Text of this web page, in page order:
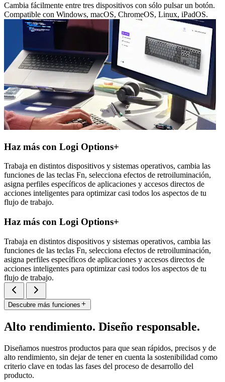
Cambia fácilmente entre tres dispositivos con sólo pulsar un botón.
Compatible con Windows, macOS, ChromeOS, Linux, iPadOS.
Haz más con Logi Options+
Trabaja en distintos dispositivos y sistemas operativos, cambia las
funciones de las teclas Fn, selecciona efectos de retroiluminación,
asigna perfiles específicos de aplicaciones y accesos directos de
acciones inteligentes para optimizar casi todos los aspectos de tu
flujo de trabajo.
Haz más con Logi Options+
Trabaja en distintos dispositivos y sistemas operativos, cambia las
funciones de las teclas Fn, selecciona efectos de retroiluminación,
asigna perfiles específicos de aplicaciones y accesos directos de
acciones inteligentes para optimizar casi todos los aspectos de tu
flujo de trabajo.
Descubre más funciones
Alto rendimiento. Diseño responsable.
Diseñamos nuestros productos para que sean rápidos, precisos y de
alto rendimiento, sin dejar de tener en cuenta la sostenibilidad como
criterio clave en todas las fases del proceso de desarrollo del
producto.